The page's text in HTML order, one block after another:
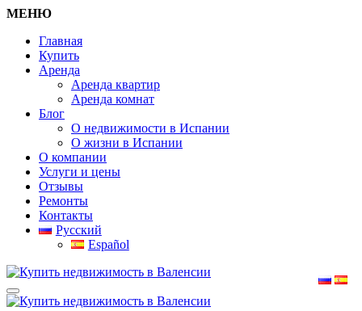
МЕНЮ
Главная
Купить
Аренда
Аренда квартир
Аренда комнат
Блог
О недвижимости в Испании
О жизни в Испании
О компании
Услуги и цены
Отзывы
Ремонты
Контакты
Русский
Español